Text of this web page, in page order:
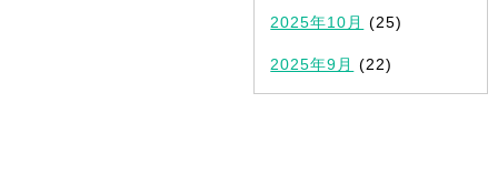
2025年10月 (25)
2025年9月 (22)